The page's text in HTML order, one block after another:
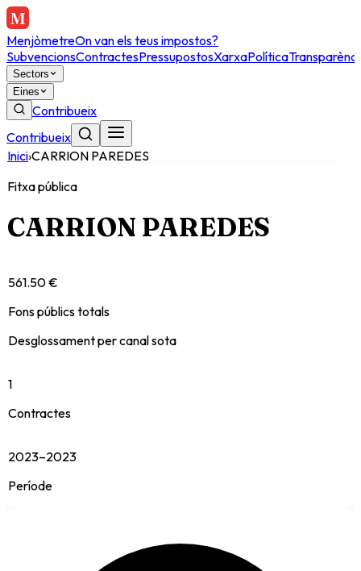
MenjòmetreOn van els teus impostos?
SubvencionsContractesPressupostosXarxaPolítica
Sectors
Eines
Contribueix
Contribueix
Inici›CARRION PAREDES
Fitxa pública
CARRION PAREDES
561.50 €
Fons públics totals
Desglossament per canal sota
1
Contractes
2023–2023
Període